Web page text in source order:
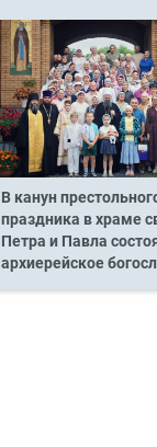
В канун
праздника в храме
Петра и Павла
архиерейское